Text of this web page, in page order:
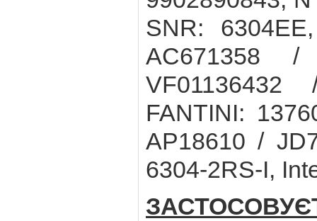
SNR:
AC671358
FANTINI:
AP18610 /
6304-2RS-I,